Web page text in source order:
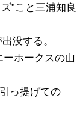
”こと三浦知良
没する。
ホークスの山
っ提げての